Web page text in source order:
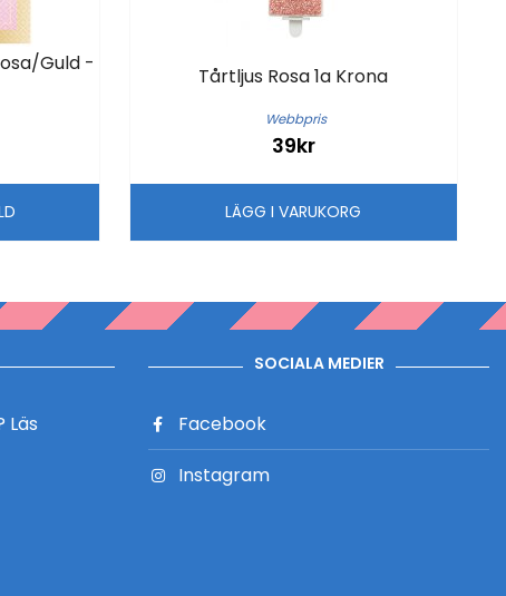
Guld -
Tårtljus Rosa 1a Krona
Webbpris
39kr
LÄGG I VARUKORG
Läs
SOCIALA MEDIER
Facebook
Instagram